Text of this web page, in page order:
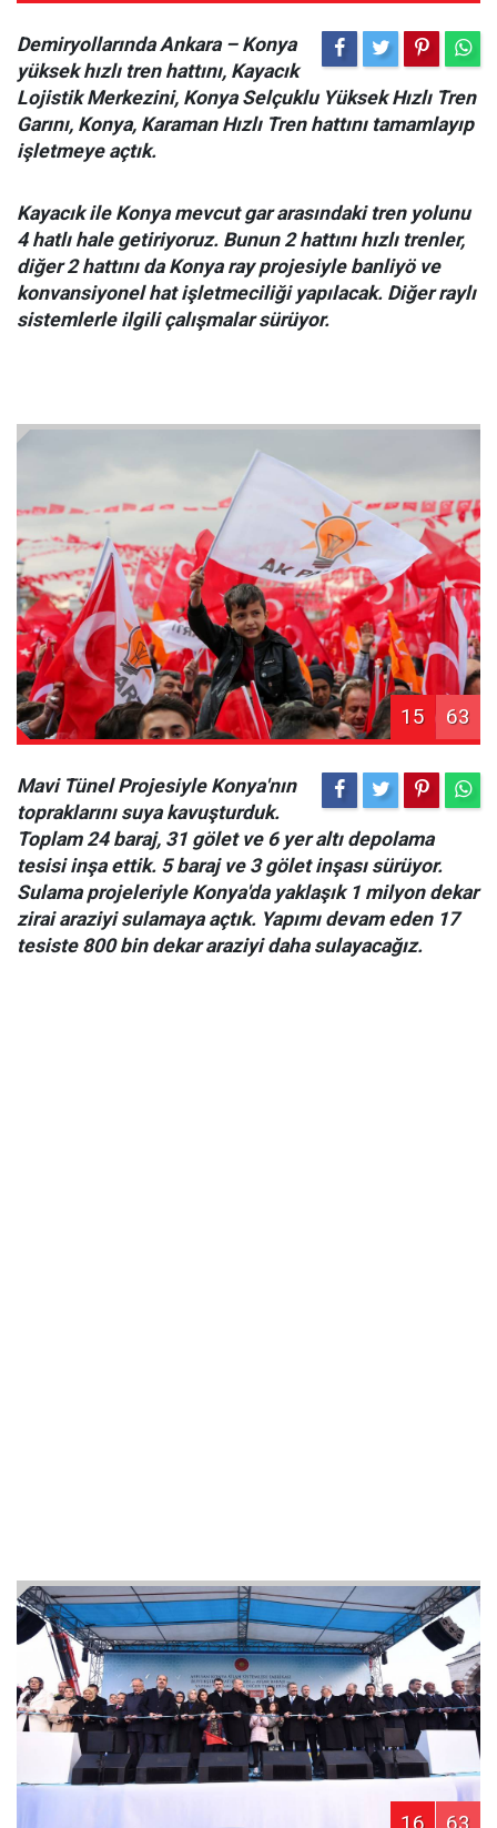
Demiryollarında Ankara – Konya
yüksek hızlı tren hattını, Kayacık
Lojistik Merkezini, Konya Selçuklu Yüksek Hızlı Tren
Garını, Konya, Karaman Hızlı Tren hattını tamamlayıp
işletmeye açtık.
Kayacık ile Konya mevcut gar arasındaki tren yolunu
4 hatlı hale getiriyoruz. Bunun 2 hattını hızlı trenler,
diğer 2 hattını da Konya ray projesiyle banliyö ve
konvansiyonel hat işletmeciliği yapılacak. Diğer raylı
sistemlerle ilgili çalışmalar sürüyor.
15 63
Mavi Tünel Projesiyle Konya'nın
topraklarını suya kavuşturduk.
Toplam 24 baraj, 31 gölet ve 6 yer altı depolama
tesisi inşa ettik. 5 baraj ve 3 gölet inşası sürüyor.
Sulama projeleriyle Konya'da yaklaşık 1 milyon dekar
zirai araziyi sulamaya açtık. Yapımı devam eden 17
tesiste 800 bin dekar araziyi daha sulayacağız.